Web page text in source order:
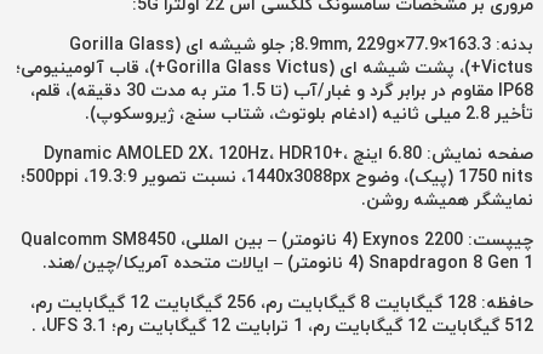
مروری بر مشخصات سامسونگ گلکسی اس 22 اولترا 5G:
بدنه: 163.3×77.9×8.9mm, 229g; جلو شیشه ای (Gorilla Glass
Victus+)، پشت شیشه ای (Gorilla Glass Victus+)، قاب آلومینیومی؛
IP68 مقاوم در برابر گرد و غبار/آب (تا 1.5 متر به مدت 30 دقیقه)، قلم،
تأخیر 2.8 میلی ثانیه (ادغام بلوتوث، شتاب سنج، ژیروسکوپ).
صفحه نمایش: 6.80 اینچ Dynamic AMOLED 2X، 120Hz، HDR10+،
1750 nits (پیک)، وضوح 1440x3088px، نسبت تصویر 19.3:9، 500ppi؛
نمایشگر همیشه روشن.
چیپست: Exynos 2200 (4 نانومتر) – بین المللی، Qualcomm SM8450
Snapdragon 8 Gen 1 (4 نانومتر) – ایالات متحده آمریکا/چین/هند.
حافظه: 128 گیگابایت 8 گیگابایت رم، 256 گیگابایت 12 گیگابایت رم،
512 گیگابایت 12 گیگابایت رم، 1 ترابایت 12 گیگابایت رم؛ UFS 3.1، .